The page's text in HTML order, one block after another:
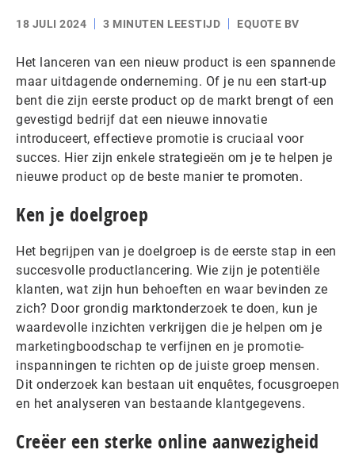
18 JULI 2024 3 MINUTEN LEESTIJD EQUOTE BV
Het lanceren van een nieuw product is een spannende
maar uitdagende onderneming. Of je nu een start-up
bent die zijn eerste product op de markt brengt of een
gevestigd bedrijf dat een nieuwe innovatie
introduceert, effectieve promotie is cruciaal voor
succes. Hier zijn enkele strategieën om je te helpen je
nieuwe product op de beste manier te promoten.
Ken je doelgroep
Het begrijpen van je doelgroep is de eerste stap in een
succesvolle productlancering. Wie zijn je potentiële
klanten, wat zijn hun behoeften en waar bevinden ze
zich? Door grondig marktonderzoek te doen, kun je
waardevolle inzichten verkrijgen die je helpen om je
marketingboodschap te verfijnen en je promotie-
inspanningen te richten op de juiste groep mensen.
Dit onderzoek kan bestaan uit enquêtes, focusgroepen
en het analyseren van bestaande klantgegevens.
Creëer een sterke online aanwezigheid